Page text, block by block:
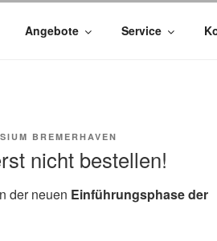
Angebote Service
BREMERHAVEN
nicht bestellen!
der neuen Einführungsphase der